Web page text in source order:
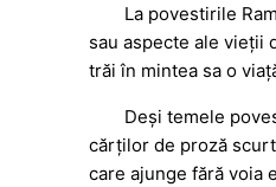
La povestirile
sau aspecte ale vieții
trăi în mintea sa o
Deși temele
cărților de proză
care ajunge fără voia